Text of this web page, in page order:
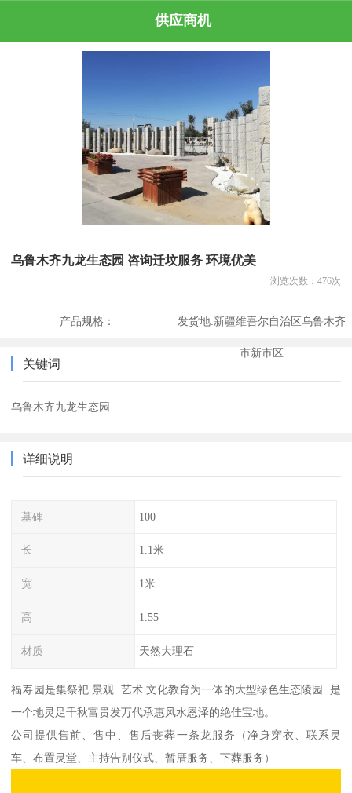
供应商机
乌鲁木齐九龙生态园 咨询迁坟服务 环境优美
浏览次数： 476次
产品规格： 发货地:新疆维吾尔自治区乌鲁木齐
市新市区
关键词
乌鲁木齐九龙生态园
详细说明
墓碑 100
长 1.1米
宽 1米
高 1.55
材质 天然大理石
福寿园是集祭祀 景观 艺术 文化教育为一体的大型绿色生态陵园 是
一个地灵足千秋富贵发万代承惠风水恩泽的绝佳宝地。
公司提供售前、售中、售后丧葬一条龙服务（净身穿衣、联系灵
车、布置灵堂、主持告别仪式、暂厝服务、下葬服务）